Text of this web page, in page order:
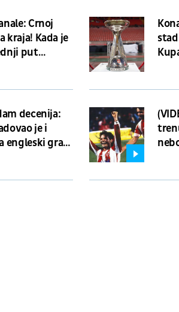
Crnoj
kraja! Kada je
put
decenija:
je i
engleski grad